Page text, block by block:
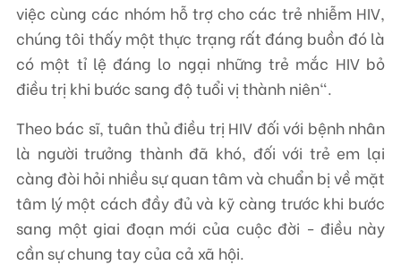
việc cùng các nhóm hỗ trợ cho các trẻ nhiễm HIV,
chúng tôi thấy một thực trạng rất đáng buồn đó là
có một tỉ lệ đáng lo ngại những trẻ mắc HIV bỏ
điều trị khi bước sang độ tuổi vị thành niên".
Theo bác sĩ, tuân thủ điều trị HIV đối với bệnh nhân
là người trưởng thành đã khó, đối với trẻ em lại
càng đòi hỏi nhiều sự quan tâm và chuẩn bị về mặt
tâm lý một cách đầy đủ và kỹ càng trước khi bước
sang một giai đoạn mới của cuộc đời - điều này
cần sự chung tay của cả xã hội.